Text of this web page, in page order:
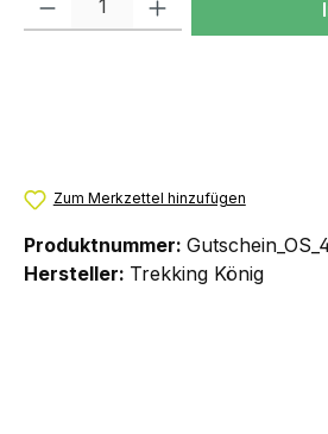
Zum Merkzettel hinzufügen
Produktnummer:
Hersteller: Trekking König